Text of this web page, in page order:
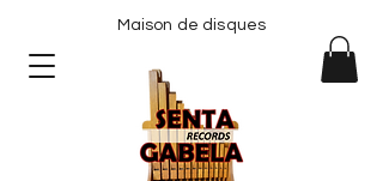
Maison de disques